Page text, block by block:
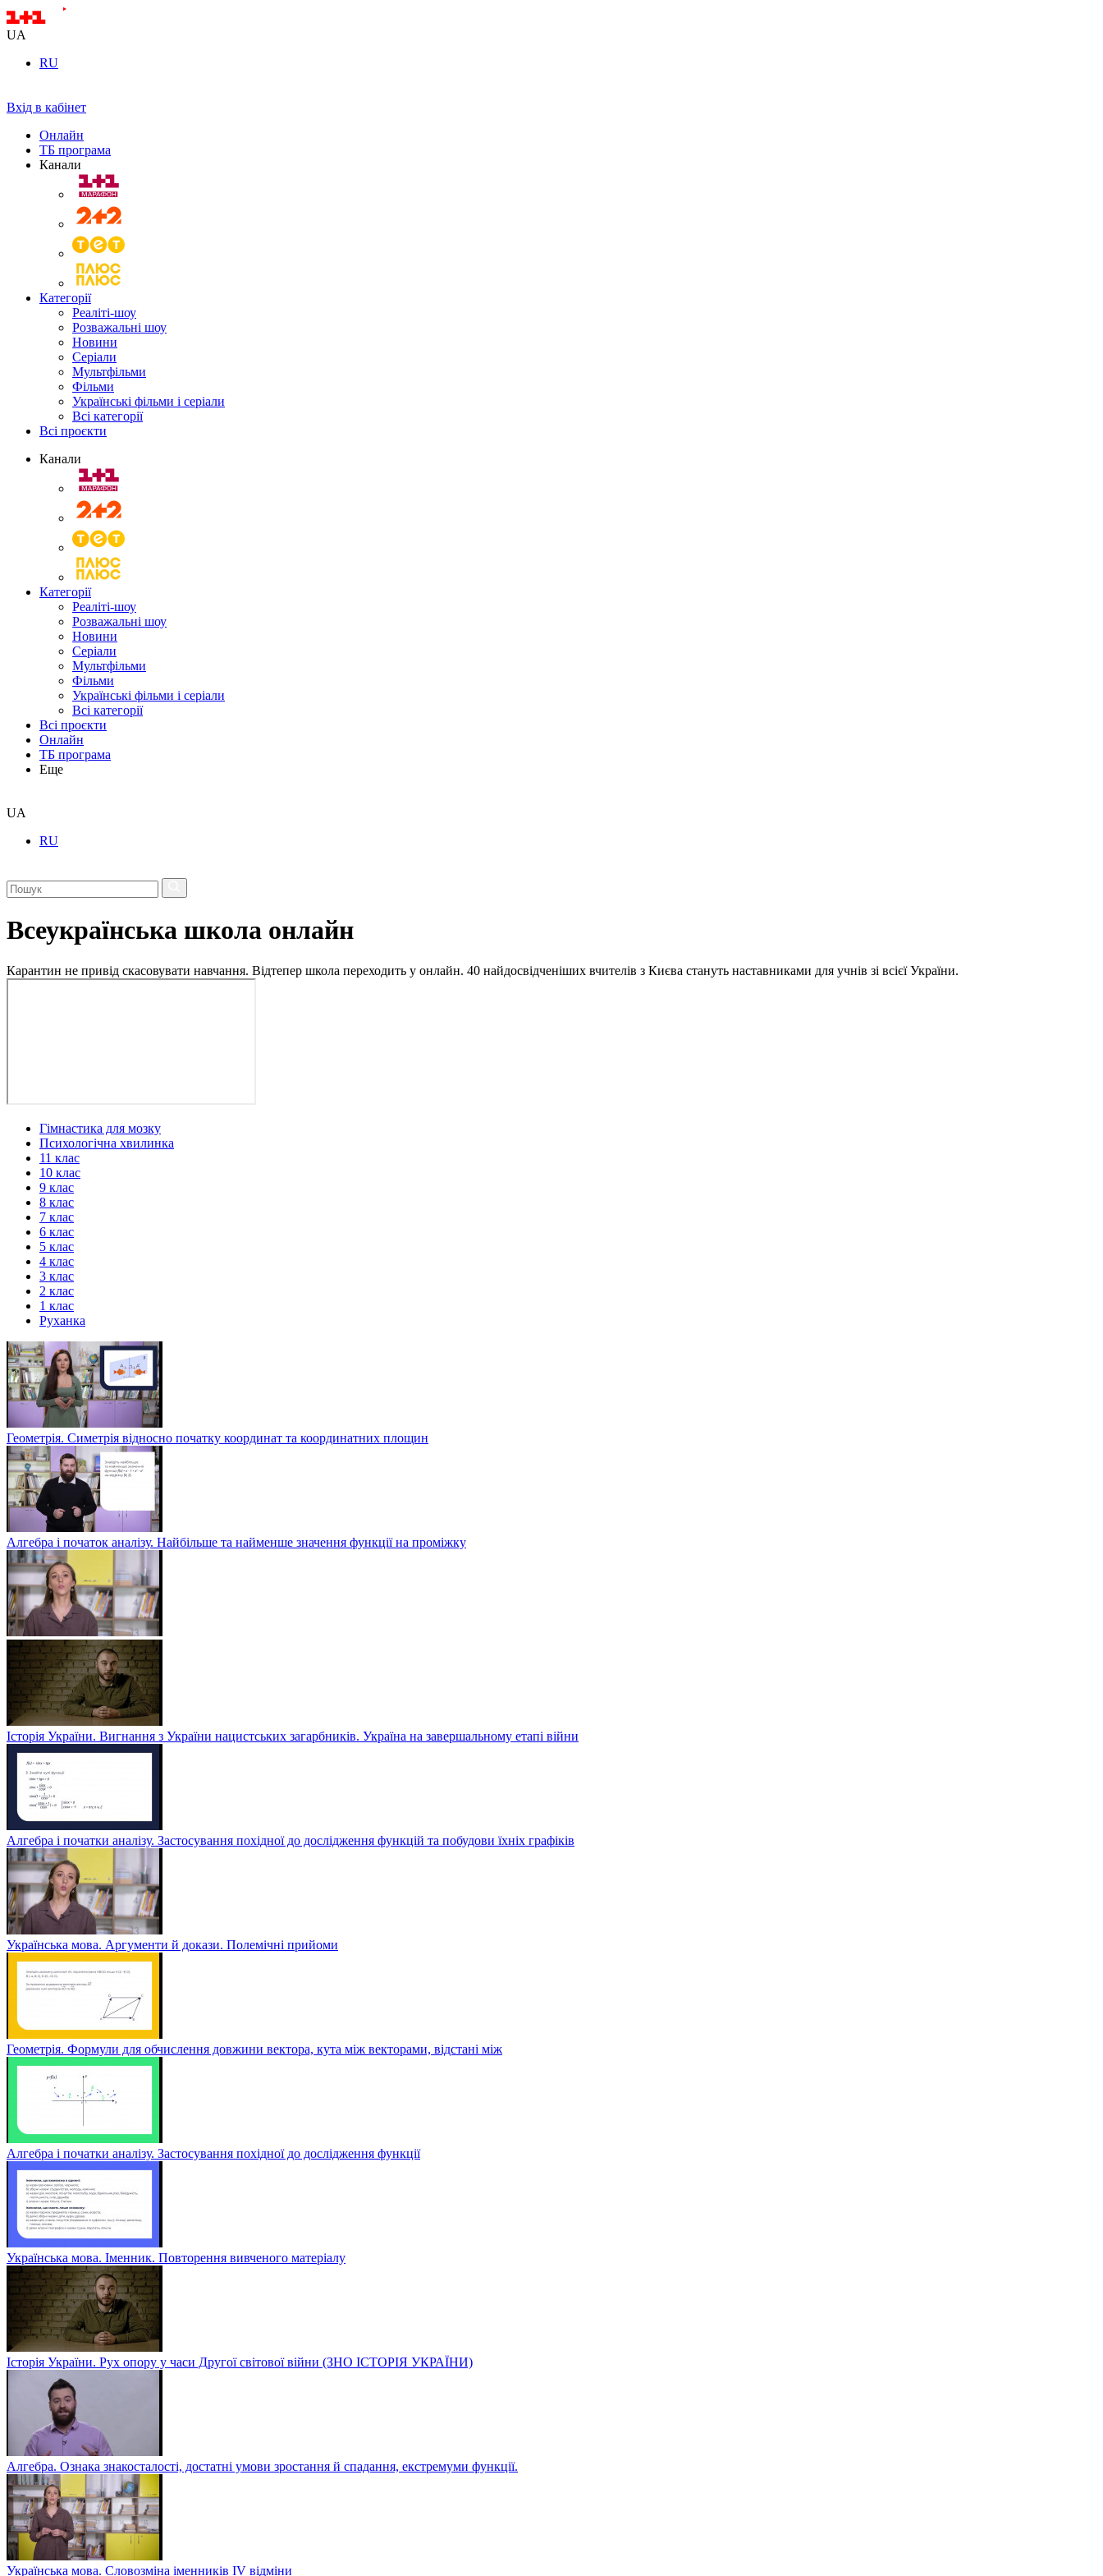
UA
RU
Вхід в кабінет
Онлайн
ТБ програма
Канали
Категорії
Реаліті-шоу
Розважальні шоу
Новини
Серіали
Мультфільми
Фільми
Українські фільми і серіали
Всі категорії
Всі проєкти
Канали
Категорії
Реаліті-шоу
Розважальні шоу
Новини
Серіали
Мультфільми
Фільми
Українські фільми і серіали
Всі категорії
Всі проєкти
Онлайн
ТБ програма
Еще
UA
RU
Всеукраїнська школа онлайн
Карантин не привід скасовувати навчання. Відтепер школа переходить у онлайн. 40 найдосвідченіших вчителів з Києва стануть наставниками для учнів зі всієї України.
Гімнастика для мозку
Психологічна хвилинка
11 клас
10 клас
9 клас
8 клас
7 клас
6 клас
5 клас
4 клас
3 клас
2 клас
1 клас
Руханка
Геометрія. Симетрія відносно початку координат та координатних площин
Алгебра і початок аналізу. Найбільше та найменше значення функції на проміжку
Історія України. Вигнання з України нацистських загарбників. Україна на завершальному етапі війни
Алгебра і початки аналізу. Застосування похідної до дослідження функцій та побудови їхніх графіків
Українська мова. Аргументи й докази. Полемічні прийоми
Геометрія. Формули для обчислення довжини вектора, кута між векторами, відстані між
Алгебра і початки аналізу. Застосування похідної до дослідження функції
Українська мова. Іменник. Повторення вивченого матеріалу
Історія України. Рух опору у часи Другої світової війни (ЗНО ІСТОРІЯ УКРАЇНИ)
Алгебра. Ознака знакосталості, достатні умови зростання й спадання, екстремуми функції.
Українська мова. Словозміна іменників ІV відміни